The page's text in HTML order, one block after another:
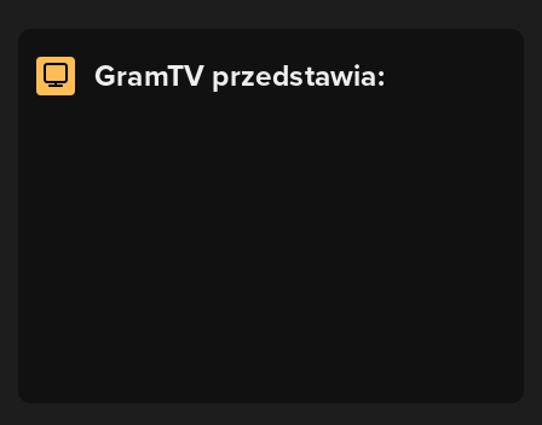
GramTV przedstawia: